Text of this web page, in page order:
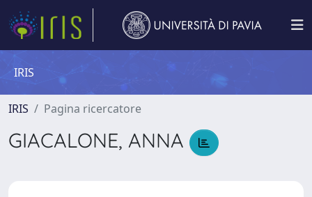
IRIS
IRIS Pagina ricercatore
GIACALONE, ANNA